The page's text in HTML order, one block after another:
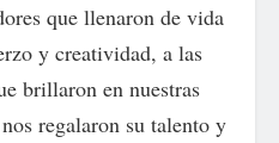
que llenaron de vida
y creatividad, a las
brillaron en nuestras
regalaron su talento y